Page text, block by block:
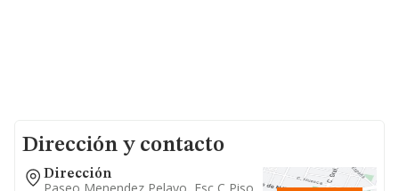
Dirección y contacto
Dirección